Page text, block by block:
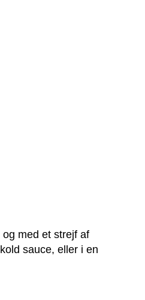
med et strejf af
sauce, eller i en